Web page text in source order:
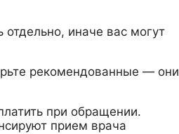
иначе вас могут
рекомендованные — они
при обращении.
прием врача